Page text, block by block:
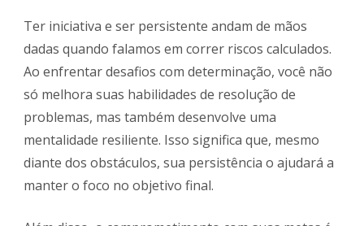
Ter iniciativa e ser persistente andam de mãos
dadas quando falamos em correr riscos calculados.
Ao enfrentar desafios com determinação, você não
só melhora suas habilidades de resolução de
problemas, mas também desenvolve uma
mentalidade resiliente. Isso significa que, mesmo
diante dos obstáculos, sua persistência o ajudará a
manter o foco no objetivo final.